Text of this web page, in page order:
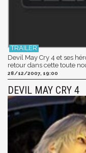
Devil May Cry 4 et ses
retour dans cette toute
28/12/2007, 19:00
DEVIL MAY CRY 4